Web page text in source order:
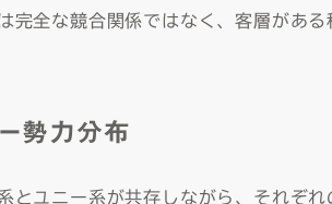
完全な競合関係ではなく、客層がある
勢力分布
とユニー系が共存しながら、それぞ